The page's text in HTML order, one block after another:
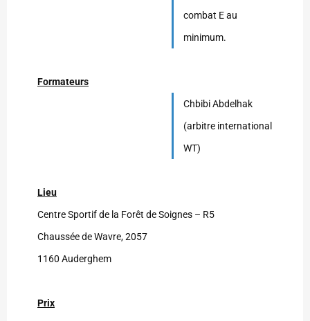
combat E au
minimum.
Formateurs
Chbibi Abdelhak
(arbitre international
WT)
Lieu
Centre Sportif de la Forêt de Soignes – R5
Chaussée de Wavre, 2057
1160 Auderghem
Prix